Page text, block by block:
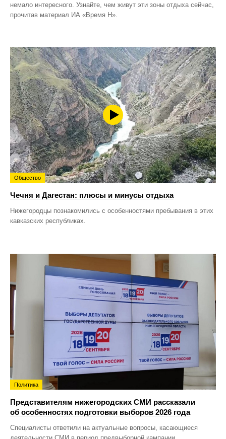
немало интересного. Узнайте, чем живут эти зоны отдыха сейчас,
прочитав материал ИА «Время Н».
Общество
Чечня и Дагестан: плюсы и минусы отдыха
Нижегородцы познакомились с особенностями пребывания в этих
кавказских республиках.
Политика
Представителям нижегородских СМИ рассказали
об особенностях подготовки выборов 2026 года
Специалисты ответили на актуальные вопросы, касающиеся